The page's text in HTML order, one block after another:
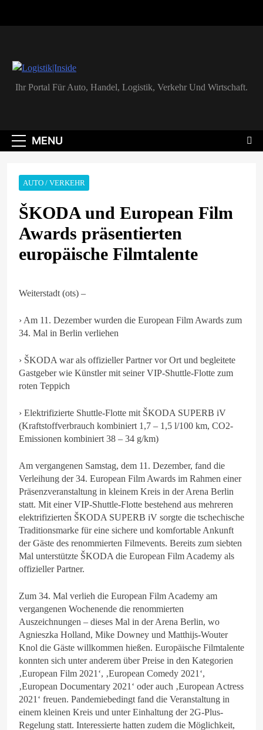
Logistik|Inside
Ihr Portal Für Auto, Handel, Logistik, Verkehr Und Wirtschaft.
MENU
AUTO / VERKEHR
ŠKODA und European Film
Awards präsentierten
europäische Filmtalente
Weiterstadt (ots) –
› Am 11. Dezember wurden die European Film Awards zum
34. Mal in Berlin verliehen
› ŠKODA war als offizieller Partner vor Ort und begleitete
Gastgeber wie Künstler mit seiner VIP-Shuttle-Flotte zum
roten Teppich
› Elektrifizierte Shuttle-Flotte mit ŠKODA SUPERB iV
(Kraftstoffverbrauch kombiniert 1,7 – 1,5 l/100 km, CO2-
Emissionen kombiniert 38 – 34 g/km)
Am vergangenen Samstag, dem 11. Dezember, fand die
Verleihung der 34. European Film Awards im Rahmen einer
Präsenzveranstaltung in kleinem Kreis in der Arena Berlin
statt. Mit einer VIP-Shuttle-Flotte bestehend aus mehreren
elektrifizierten ŠKODA SUPERB iV sorgte die tschechische
Traditionsmarke für eine sichere und komfortable Ankunft
der Gäste des renommierten Filmevents. Bereits zum siebten
Mal unterstützte ŠKODA die European Film Academy als
offizieller Partner.
Zum 34. Mal verlieh die European Film Academy am
vergangenen Wochenende die renommierten
Auszeichnungen – dieses Mal in der Arena Berlin, wo
Agnieszka Holland, Mike Downey und Matthijs-Wouter
Knol die Gäste willkommen hießen. Europäische Filmtalente
konnten sich unter anderem über Preise in den Kategorien
‚European Film 2021‘, ‚European Comedy 2021‘,
‚European Documentary 2021‘ oder auch ‚European Actress
2021‘ freuen. Pandemiebedingt fand die Veranstaltung in
einem kleinen Kreis und unter Einhaltung der 2G-Plus-
Regelung statt. Interessierte hatten zudem die Möglichkeit,